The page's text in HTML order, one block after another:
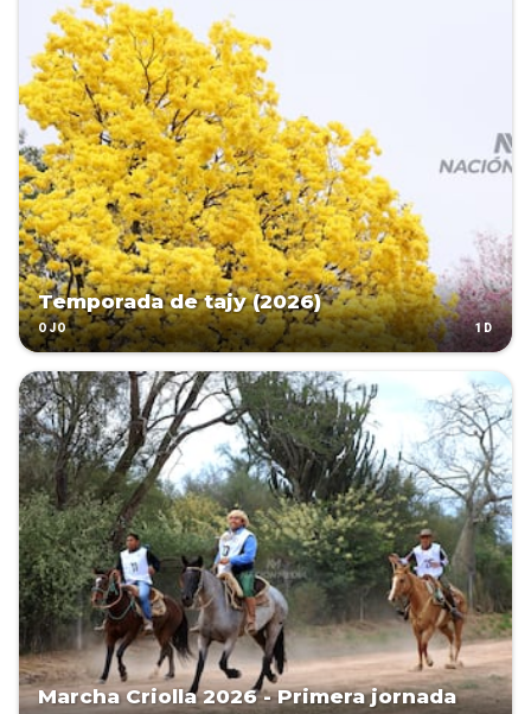
Temporada de tajy (2026)
OJO 1D
Marcha Criolla 2026 - Primera jornada